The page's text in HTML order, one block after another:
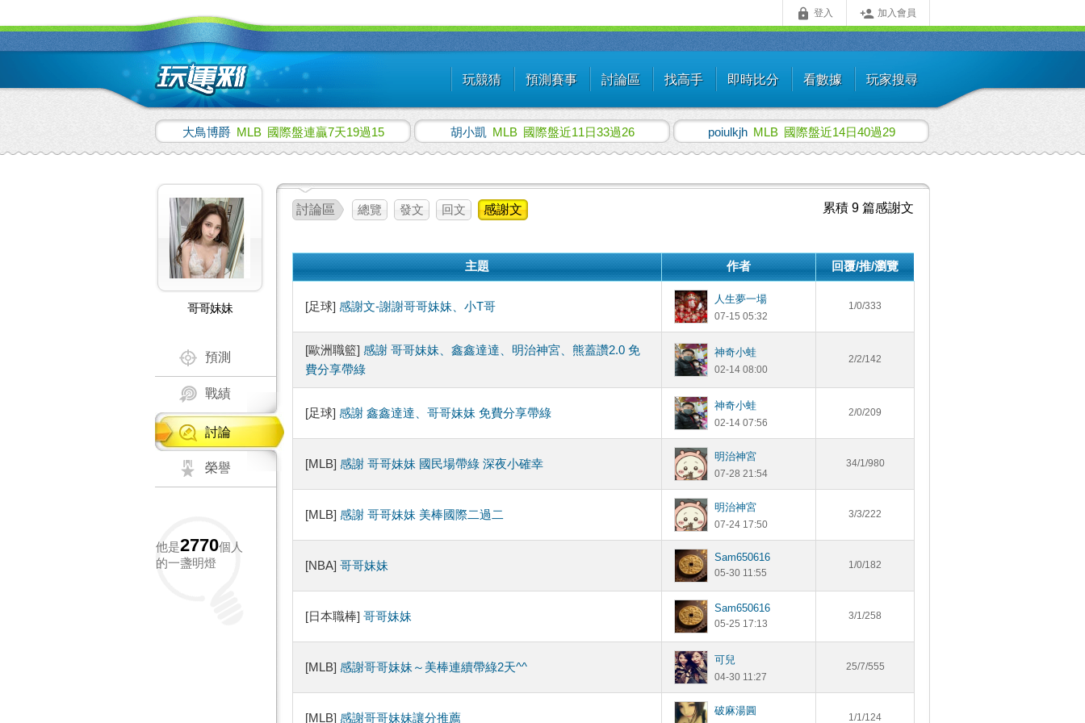
玩競猜 預測賽事 討論區 找高手 即時比分 看數據 玩家搜尋
 登入  加入會員
大鳥博爵 MLB 國際盤連贏7天19過15 胡小凱 MLB 國際盤近11日33過26 poiulkjh MLB 國際盤近14日40過29
哥哥妹妹
預測
戰績
討論
榮譽
他是2770個人
的一盞明燈
討論區 總覽 發文 回文 感謝文 累積 9 篇感謝文
主題 作者 回覆/推/瀏覽
[足球] 感謝文-謝謝哥哥妹妹、小T哥
人生夢一場
07-15 05:32
1/0/333
[歐洲職籃] 感謝 哥哥妹妹、鑫鑫達達、明治神宮、熊蓋讚2.0 免
費分享帶綠
神奇小蛙
02-14 08:00
2/2/142
[足球] 感謝 鑫鑫達達、哥哥妹妹 免費分享帶綠
神奇小蛙
02-14 07:56
2/0/209
[MLB] 感謝 哥哥妹妹 國民場帶綠 深夜小確幸
明治神宮
07-28 21:54
34/1/980
[MLB] 感謝 哥哥妹妹 美棒國際二過二
明治神宮
07-24 17:50
3/3/222
[NBA] 哥哥妹妹
Sam650616
05-30 11:55
1/0/182
[日本職棒] 哥哥妹妹
Sam650616
05-25 17:13
3/1/258
[MLB] 感謝哥哥妹妹～美棒連續帶綠2天^^
可兒
04-30 11:27
25/7/555
[MLB] 感謝哥哥妹妹讓分推薦
破麻湯圓
1/1/124